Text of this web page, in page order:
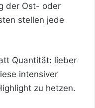
der Ost- oder
stellen jede
Quantität: lieber
intensiver
zu hetzen.